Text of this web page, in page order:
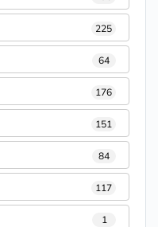
225
64
176
151
84
117
1